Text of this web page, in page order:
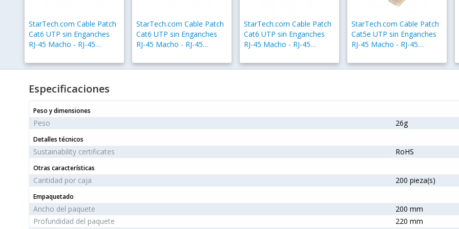
StarTech.com Cable Patch
Cat6 UTP sin Enganches
RJ-45 Macho - RJ-45
StarTech.com Cable Patch
Cat6 UTP sin Enganches
RJ-45 Macho - RJ-45
StarTech.com Cable Patch
Cat6 UTP sin Enganches
RJ-45 Macho - RJ-45
StarTech.com Cable Patch
Cat5e UTP sin Enganches
RJ-45 Macho - RJ-45
Especificaciones
Peso y dimensiones
Peso 26g
Detalles técnicos
Sustainability certificates RoHS
Otras características
Cantidad por caja 200 pieza(s)
Empaquetado
Ancho del paquete
200 mm
Profundidad del paquete
220 mm